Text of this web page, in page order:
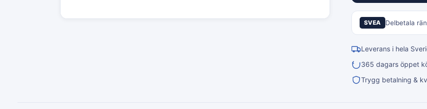
SVEA Delbetala
Leverans i hela
365 dagars öppet
Trygg betalning &